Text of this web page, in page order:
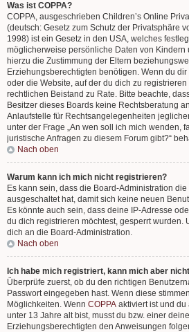
Was ist COPPA?
COPPA, ausgeschrieben Children’s Online
(deutsch: Gesetz zum Schutz der Privatsphäre
1998) ist ein Gesetz in den USA, welches
möglicherweise persönliche Daten von Kindern
hierzu die Zustimmung der Eltern
Erziehungsberechtigten benötigen. Wenn du
oder die Website, auf der du dich zu
rechtlichen Beistand zu Rate. Bitte beachte,
Besitzer dieses Boards keine Rechtsberatung
Anlaufstelle für Rechtsangelegenheiten
unter der Frage „An wen soll ich mich wenden,
juristische Anfragen zu diesem Forum gibt?“
Nach oben
Warum kann ich mich nicht registrieren?
Es kann sein, dass die Board-Administration
ausgeschaltet hat, damit sich keine neuen
Es könnte auch sein, dass deine IP-Adresse
du dich registrieren möchtest, gesperrt wurden.
dich an die Board-Administration.
Nach oben
Ich habe mich registriert, kann mich aber
Überprüfe zuerst, ob du den richtigen
Passwort eingegeben hast. Wenn diese
Möglichkeiten. Wenn COPPA aktiviert ist und
unter 13 Jahre alt bist, musst du bzw. einer
Erziehungsberechtigten den Anweisungen